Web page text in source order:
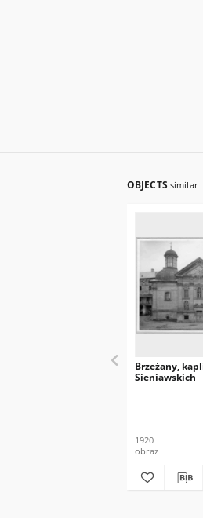
OBJECTS similar
Brzeżany,
Sieniawskich
1920
obraz